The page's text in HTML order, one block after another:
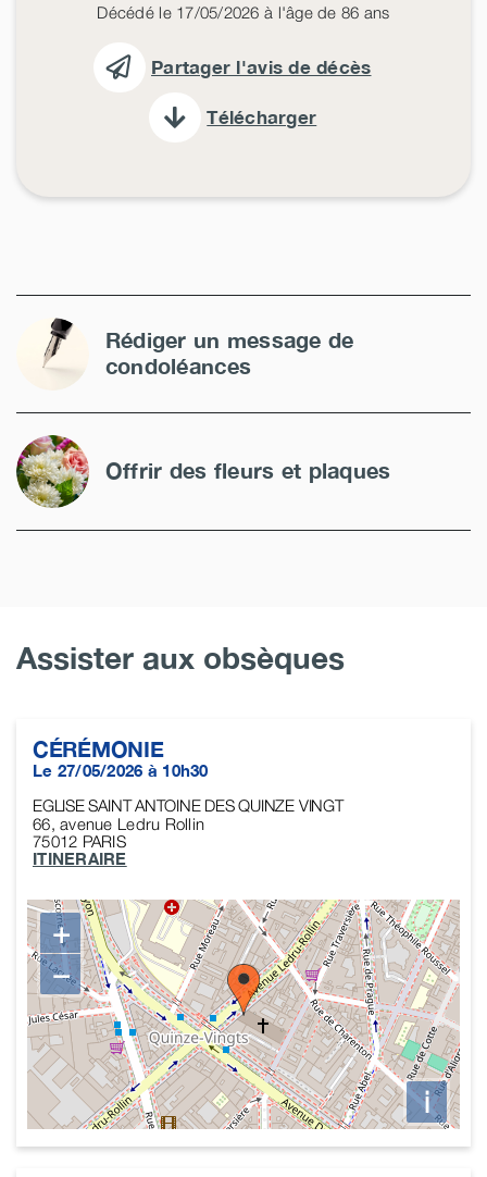
Décédé le 17/05/2026 à l'âge de 86 ans
Partager l'avis de décès
Télécharger
Rédiger un message de
condoléances
Offrir des fleurs et plaques
Assister aux obsèques
CÉRÉMONIE
Le 27/05/2026 à 10h30
EGLISE SAINT ANTOINE DES QUINZE VINGT
66, avenue Ledru Rollin
75012 PARIS
ITINERAIRE
+
−
i